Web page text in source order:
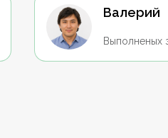
Валерий
Выполненых